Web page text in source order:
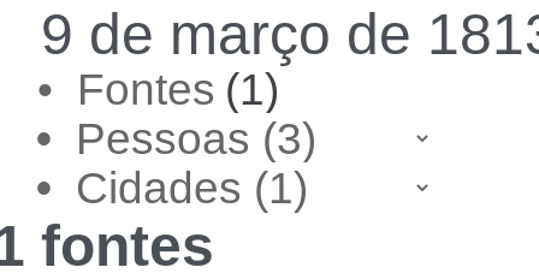
9 de março de
• Fontes (1)
•
•
fontes